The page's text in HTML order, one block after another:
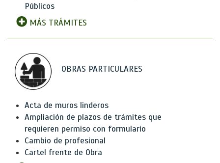
Públicos
MÁS TRÁMITES
OBRAS PARTICULARES
Acta de muros linderos
Ampliación de plazos de trámites que
requieren permiso con formulario
Cambio de profesional
Cartel frente de Obra